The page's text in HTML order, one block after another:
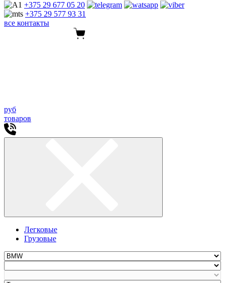
+375 29 677 05 20
+375 29 577 93 31
все контакты
руб
товаров
Легковые
Грузовые